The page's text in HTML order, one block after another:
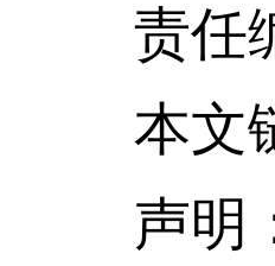
责任
本文
声明